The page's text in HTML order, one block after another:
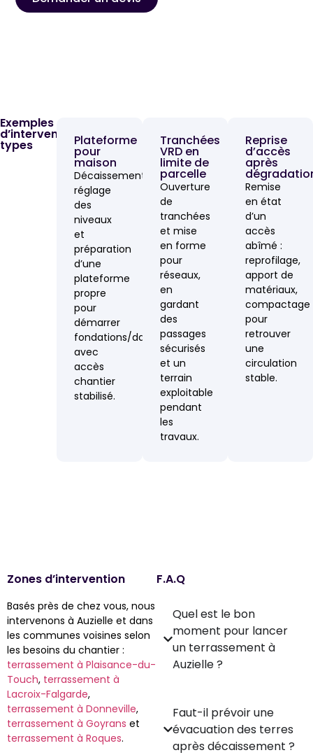
Exemples
d’interventions
types Plateforme
pour
maison
Décaissement,
réglage
des
niveaux
et
préparation
d’une
plateforme
propre
pour
démarrer
fondations/dallage,
avec
accès
chantier
stabilisé.
Tranchées
VRD en
limite de
parcelle
Ouverture
de
tranchées
et mise
en forme
pour
réseaux,
en
gardant
des
passages
sécurisés
et un
terrain
exploitable
pendant
les
travaux.
Reprise
d’accès
après
Remise
en état
d’un
accès
abîmé :
reprofilage,
apport de
matériaux,
compactage
pour
retrouver
une
circulation
stable.
Zones d’intervention
Basés près de chez vous, nous
intervenons à Auzielle et dans
les communes voisines selon
les besoins du chantier :
terrassement à Plaisance-du-
Touch, terrassement à
Lacroix-Falgarde,
terrassement à Donneville,
terrassement à Goyrans et
terrassement à Roques.
F.A.Q
Quel est le bon
moment pour lancer
un terrassement à
Auzielle ?
Faut-il prévoir une
évacuation des terres
après décaissement ?